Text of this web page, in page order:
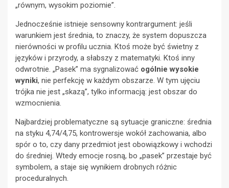
„równym, wysokim poziomie”.
Jednocześnie istnieje sensowny kontrargument: jeśli
warunkiem jest średnia, to znaczy, że system dopuszcza
nierówności w profilu ucznia. Ktoś może być świetny z
języków i przyrody, a słabszy z matematyki. Ktoś inny
odwrotnie. „Pasek” ma sygnalizować ogólnie wysokie
wyniki, nie perfekcję w każdym obszarze. W tym ujęciu
trójka nie jest „skazą”, tylko informacją: jest obszar do
wzmocnienia.
Najbardziej problematyczne są sytuacje graniczne: średnia
na styku 4,74/4,75, kontrowersje wokół zachowania, albo
spór o to, czy dany przedmiot jest obowiązkowy i wchodzi
do średniej. Wtedy emocje rosną, bo „pasek” przestaje być
symbolem, a staje się wynikiem drobnych różnic
proceduralnych.